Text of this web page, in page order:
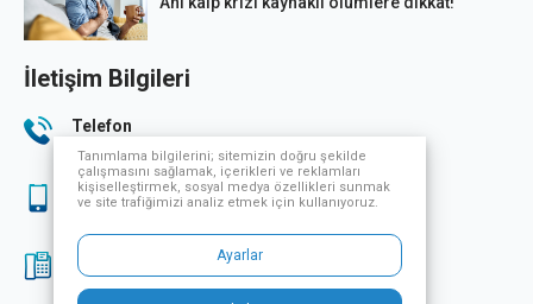
İletişim Bilgileri
Telefon
444 33 32
Sağlık Turizmi
0224 249 70 07
Tanımlama bilgilerini; sitemizin doğru şekilde
çalışmasını sağlamak, içerikleri ve reklamları
kişiselleştirmek, sosyal medya özellikleri sunmak
ve site trafiğimizi analiz etmek için kullanıyoruz.
Ayarlar